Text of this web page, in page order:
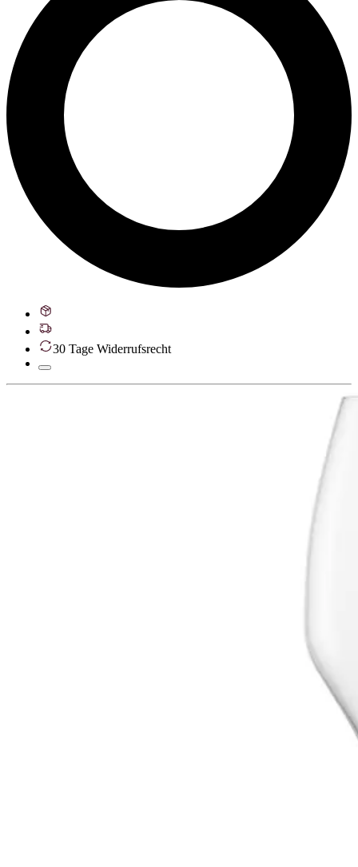
30 Tage Widerrufsrecht